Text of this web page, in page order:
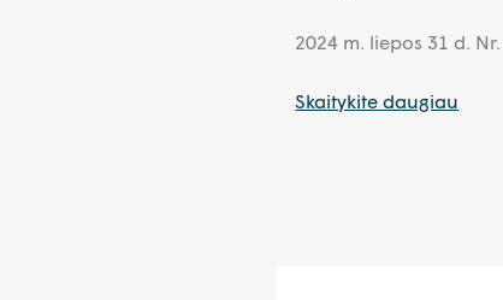
2024 m. liepos 31 d.
Skaitykite daugiau